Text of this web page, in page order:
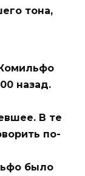
тона,
назад.
В те
по-
было